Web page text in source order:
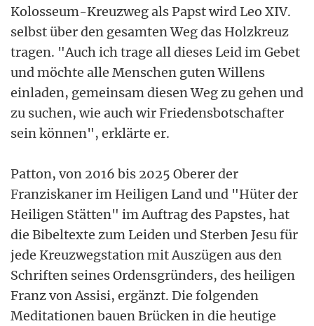
Kolosseum-Kreuzweg als Papst wird Leo XIV.
selbst über den gesamten Weg das Holzkreuz
tragen. "Auch ich trage all dieses Leid im Gebet
und möchte alle Menschen guten Willens
einladen, gemeinsam diesen Weg zu gehen und
zu suchen, wie auch wir Friedensbotschafter
sein können", erklärte er.
Patton, von 2016 bis 2025 Oberer der
Franziskaner im Heiligen Land und "Hüter der
Heiligen Stätten" im Auftrag des Papstes, hat
die Bibeltexte zum Leiden und Sterben Jesu für
jede Kreuzwegstation mit Auszügen aus den
Schriften seines Ordensgründers, des heiligen
Franz von Assisi, ergänzt. Die folgenden
Meditationen bauen Brücken in die heutige